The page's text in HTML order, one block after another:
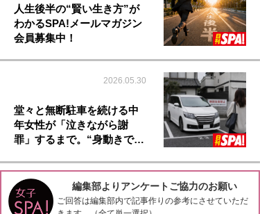
人生後半の“賢い生き方”が
わかるSPA!メールマガジン
会員募集中！
2026.05.30
堂々と無断駐車を続ける中
年女性が「泣きながら謝
罪」するまで。“身動きで…